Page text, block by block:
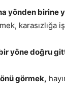
yönden birine
karasızlığa
yöne doğru
görmek,